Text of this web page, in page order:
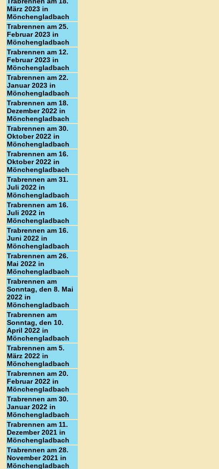
März 2023 in
Mönchengladbach
Trabrennen am 25.
Februar 2023 in
Mönchengladbach
Trabrennen am 12.
Februar 2023 in
Mönchengladbach
Trabrennen am 22.
Januar 2023 in
Mönchengladbach
Trabrennen am 18.
Dezember 2022 in
Mönchengladbach
Trabrennen am 30.
Oktober 2022 in
Mönchengladbach
Trabrennen am 16.
Oktober 2022 in
Mönchengladbach
Trabrennen am 31.
Juli 2022 in
Mönchengladbach
Trabrennen am 16.
Juli 2022 in
Mönchengladbach
Trabrennen am 16.
Juni 2022 in
Mönchengladbach
Trabrennen am 26.
Mai 2022 in
Mönchengladbach
Trabrennen am
Sonntag, den 8. Mai
2022 in
Mönchengladbach
Trabrennen am
Sonntag, den 10.
April 2022 in
Mönchengladbach
Trabrennen am 5.
März 2022 in
Mönchengladbach
Trabrennen am 20.
Februar 2022 in
Mönchengladbach
Trabrennen am 30.
Januar 2022 in
Mönchengladbach
Trabrennen am 11.
Dezember 2021 in
Mönchengladbach
Trabrennen am 28.
November 2021 in
Mönchengladbach